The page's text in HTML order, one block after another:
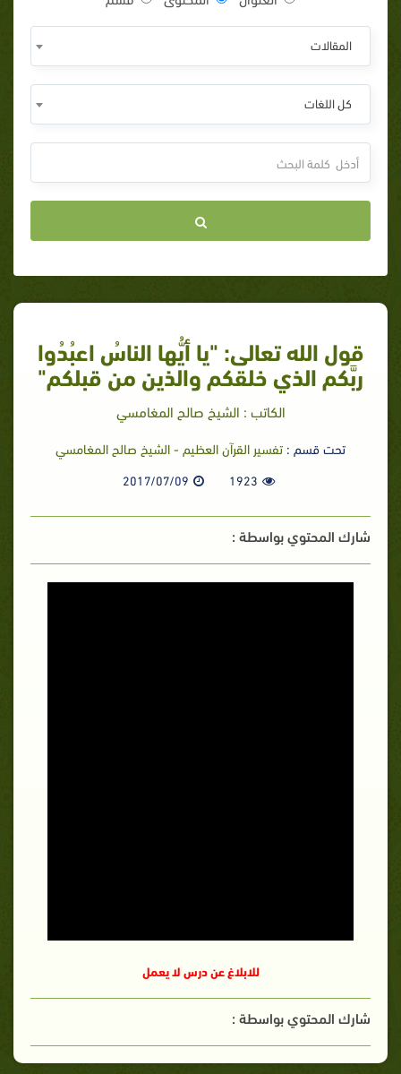
المقالات
كل اللغات
قول الله تعالى: "يا أيُّها الناسُ اعبُدُوا
ربَّكم الذي خلقكم والذين من قبلكم"
الكاتب : الشيخ صالح المغامسي
تحت قسم : تفسير القرآن العظيم - الشيخ صالح المغامسي
1923
2017/07/09
شارك المحتوي بواسطة :
للابلاغ عن درس لا يعمل
شارك المحتوي بواسطة :